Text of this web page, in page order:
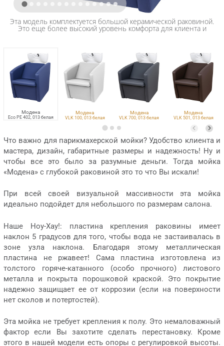
Модена
Eco PE 402, 013 белая
Модена
VLK 100, 013 белая
Модена
VLK 700, 013 белая
Модена
VLK 501, 013 белая
Эта модель комплектуется большой керамической раковиной.
Это еще более высокий уровень комфорта для клиента и
мастера!
Что важно для парикмахерской мойки? Удобство клиента и
мастера, дизайн, габаритные размеры и надежность! Ну и
чтобы все это было за разумные деньги. Тогда мойка
«Модена» с глубокой раковиной это то что Вы искали!
При всей своей визуальной массивности эта мойка
идеально подойдет для небольшого по размерам салона.
Наше Ноу-Хау!: пластина крепления раковины имеет
наклон 5 градусов для того, чтобы вода не застаивалась в
зоне узла наклона. Благодаря этому металлическая
пластина не ржавеет! Сама пластина изготовлена из
толстого горяче-катанного (особо прочного) листового
металла и покрыта порошковой краской. Это покрытие
надежно защищает ее от коррозии (если на поверхности
нет сколов и потертостей).
Эта мойка не требует крепления к полу. Это немаловажный
фактор если Вы захотите сделать перестановку. Кроме
этого в нашей модели есть опоры с регулировкой высоты.